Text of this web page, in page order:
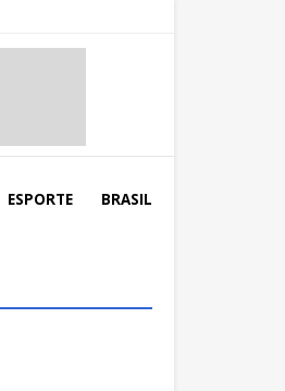
ESPORTE BRASIL